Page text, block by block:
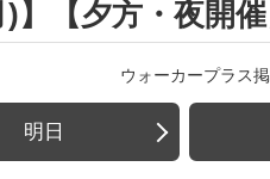
【夕方・夜開催
ウォーカープラス
明日